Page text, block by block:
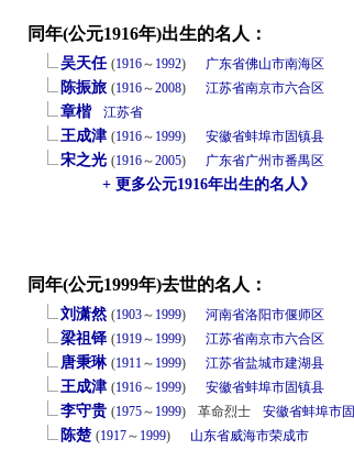
同年(公元1916年)出生的名人：
吴天任 (1916～ 1992) 广东省佛山市南海区
陈振旅 (1916～2008) 江苏省南京市六合区
章楷 江苏省
王成津 (1916～ 1999) 安徽省蚌埠市固镇县
宋之光 (1916～2005) 广东省广州市番禺区
+ 更多公元1916年出生的名人》
同年(公元1999年)去世的名人：
刘潇然 (1903～ 1999) 河南省洛阳市偃师区
梁祖铎 (1919～ 1999) 江苏省南京市六合区
唐秉琳 (1911～ 1999) 江苏省盐城市建湖县
王成津 (1916～ 1999) 安徽省蚌埠市固镇县
李守贵 (1975～ 1999) 革命烈士 安徽省蚌埠市
陈楚 (1917～ 1999) 山东省威海市荣成市